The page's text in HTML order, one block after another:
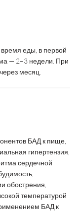
ВТФ
Капсулы
60 мг
50 мг
еды, в первой
— 2–3 недели. При
месяц.
БАД к пище,
гипертензия,
сердечной
обострения,
температурой
БАД к